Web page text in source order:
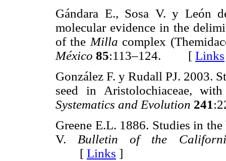
Gándara E., Sosa V. y León
molecular evidence in the
of the Milla complex
México 85:113–124. [ Links
González F. y Rudall PJ. 2003.
seed in Aristolochiaceae,
Systematics and Evolution 241
Greene E.L. 1886. Studies in
V. Bulletin of the
[ Links ]